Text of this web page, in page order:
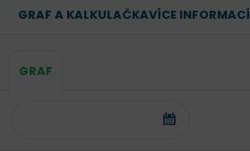
GRAF A KALKULAČKAVÍCE INFORMACÍ
GRAF